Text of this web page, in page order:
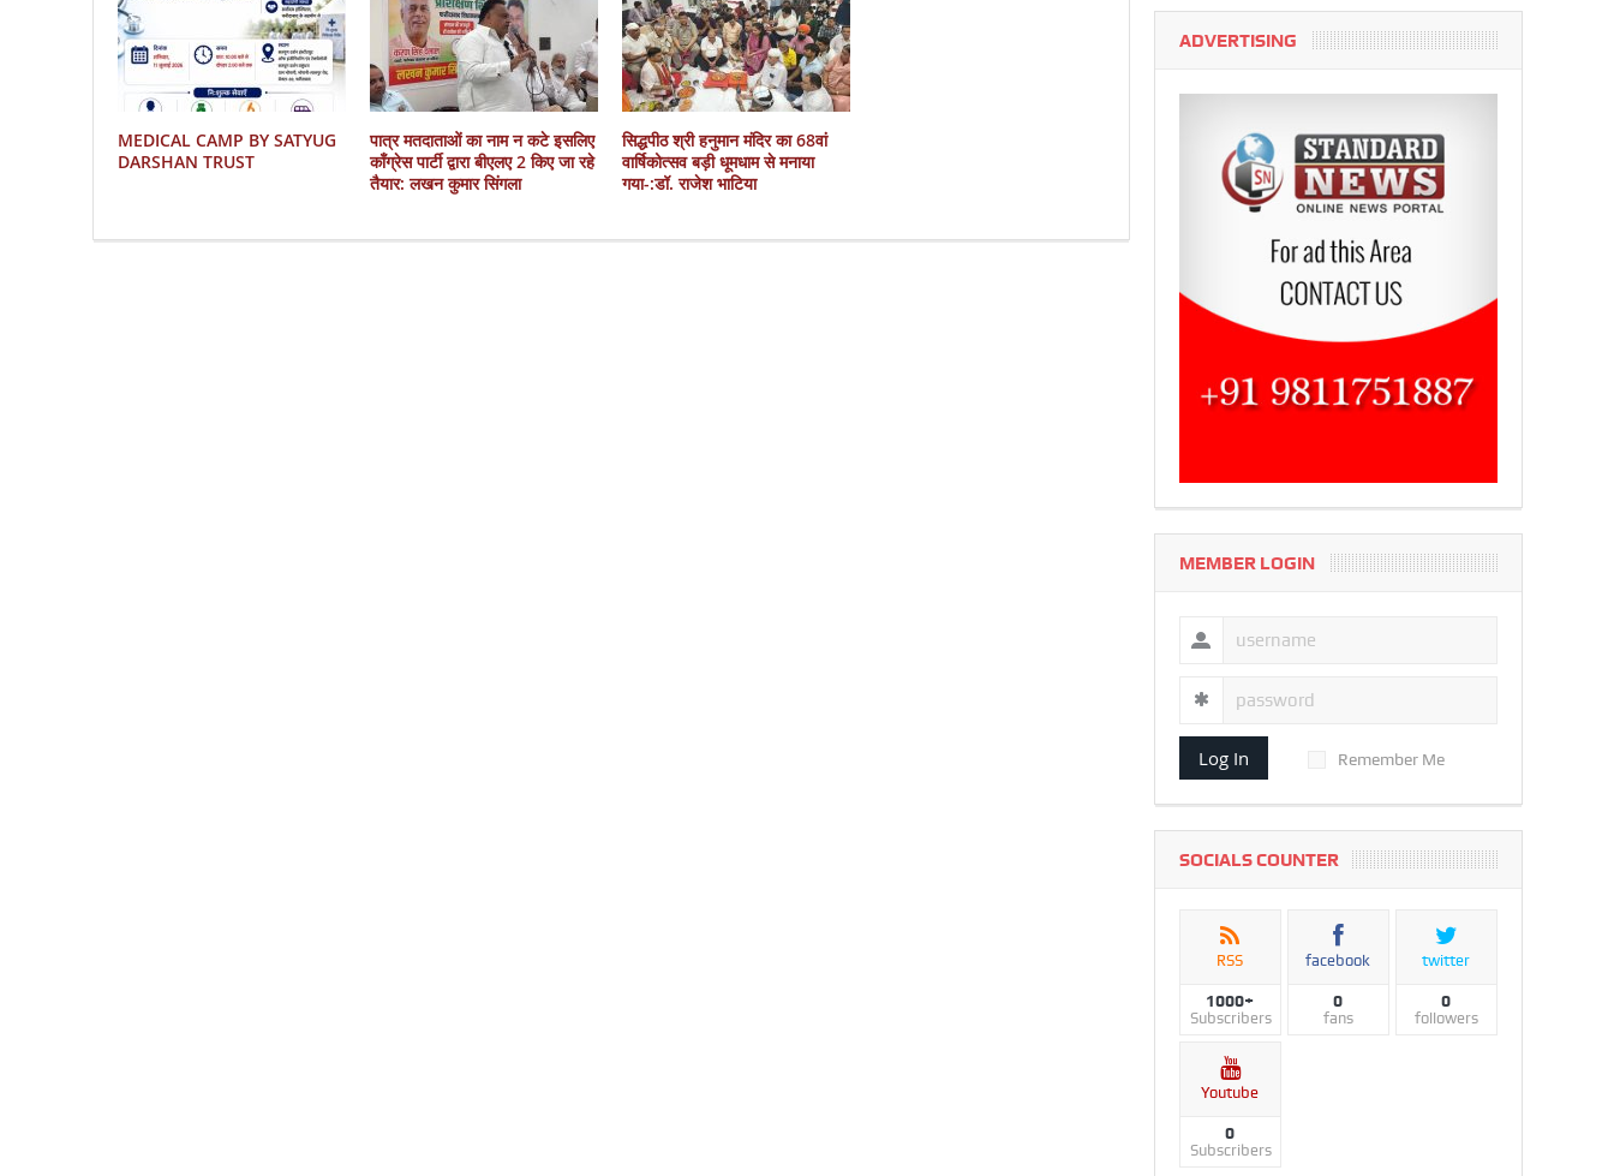
MEDICAL CAMP BY SATYUG
DARSHAN TRUST
पात्र मतदाताओं का नाम न कटे इसलिए
काँग्रेस पार्टी द्वारा बीएलए 2 किए जा रहे
तैयार: लखन कुमार सिंगला
सिद्धपीठ श्री हनुमान मंदिर का 68वां
वार्षिकोत्सव बड़ी धूमधाम से मनाया
गया-:डॉ. राजेश भाटिया
ADVERTISING
MEMBER LOGIN
Log In Remember Me
SOCIALS COUNTER
RSS
1000+
Subscribers
facebook
0
fans
twitter
0
followers
Youtube
0
Subscribers